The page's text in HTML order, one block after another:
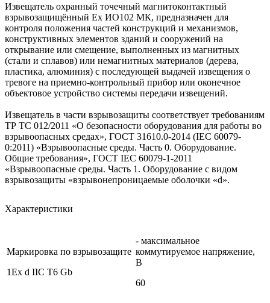
Извещатель охранный точечный магнитоконтактный
взрывозащищённый Ех ИО102 МК, предназначен для
контроля положения частей конструкций и механизмов,
конструктивных элементов зданий и сооружений на
открывание или смещение, выполненных из магнитных
(стали и сплавов) или немагнитных материалов (дерева,
пластика, алюминия) с последующей выдачей извещения о
тревоге на приемно-контрольный прибор или оконечное
объектовое устройство системы передачи извещений.
Извещатель в части взрывозащиты соответствует требованиям
ТР ТС 012/2011 «О безопасности оборудования для работы во
взрывоопасных средах», ГОСТ 31610.0-2014 (IEC 60079-
0:2011) «Взрывоопасные среды. Часть 0. Оборудование.
Общие требования», ГОСТ IEC 60079-1-2011
«Взрывоопасные среды. Часть 1. Оборудование с видом
взрывозащиты «взрывонепроницаемые оболочки «d».
Характеристики
Маркировка по взрывозащите
1Ex d IIC T6 Gb
- максимальное
коммутируемое напряжение,
В
60